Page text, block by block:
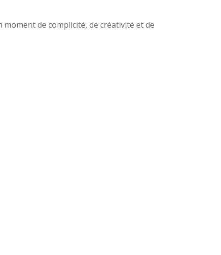
de complicité, de créativité et de